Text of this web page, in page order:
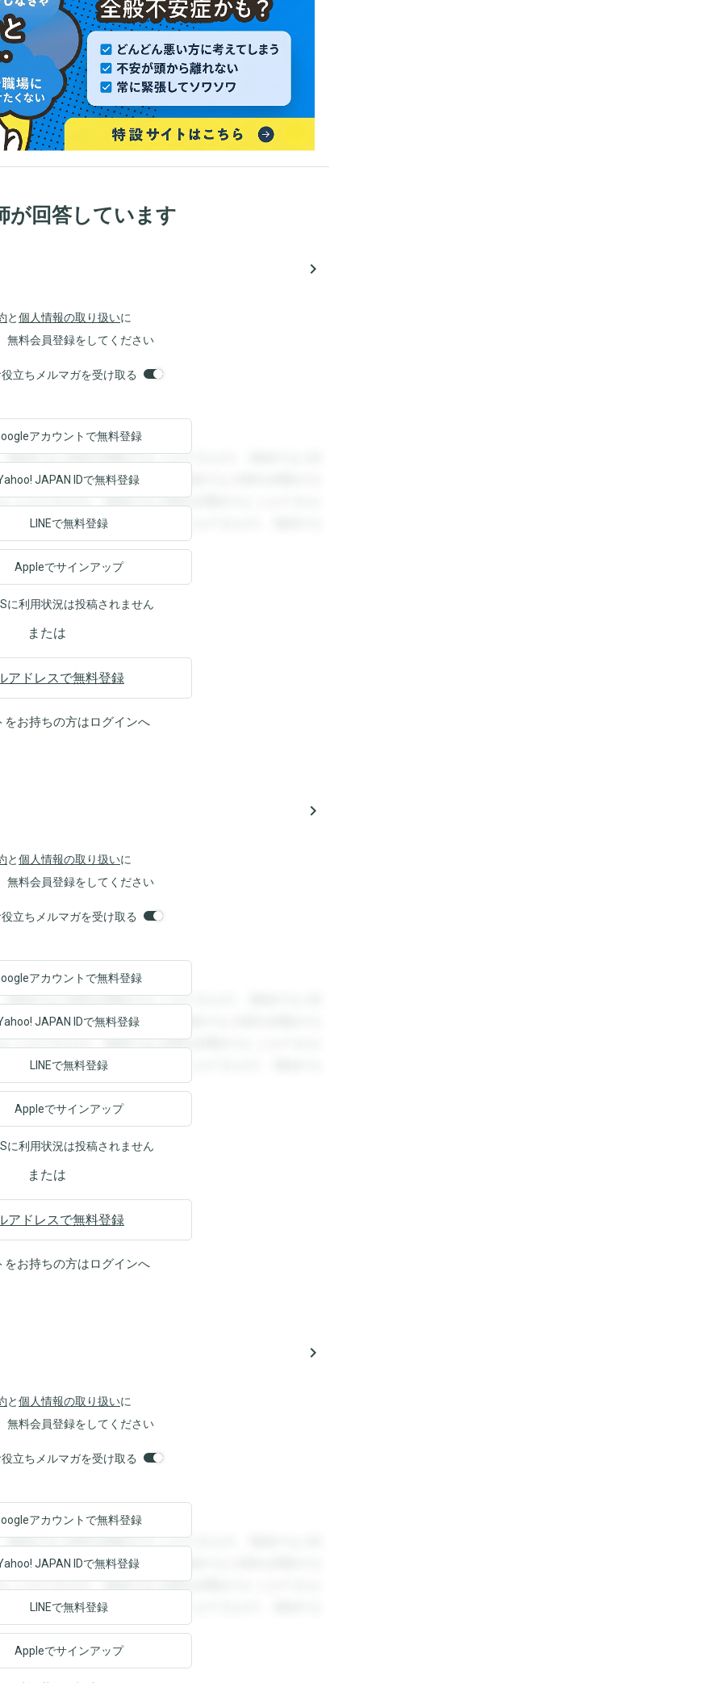
が回答しています
navigate_next
と個人情報の取り扱いに
無料会員登録をしてください
立ちメルマガを受け取る
録すると回答を閲覧することができます。登録すると回
を閲覧することができます。登録すると回答を閲覧する
とができます。登録すると回答を閲覧することができま
。登録すると回答を閲覧することができます。登録する
アカウントで無料登録
JAPAN IDで無料登録
LINEで無料登録
Appleでサインアップ
に利用状況は投稿されません
または
アドレスで無料登録
をお持ちの方はログインへ
navigate_next
と個人情報の取り扱いに
無料会員登録をしてください
立ちメルマガを受け取る
録すると回答を閲覧することができます。登録すると回
を閲覧することができます。登録すると回答を閲覧する
とができます。登録すると回答を閲覧することができま
。登録すると回答を閲覧することができます。登録する
アカウントで無料登録
JAPAN IDで無料登録
LINEで無料登録
Appleでサインアップ
に利用状況は投稿されません
または
アドレスで無料登録
をお持ちの方はログインへ
navigate_next
と個人情報の取り扱いに
無料会員登録をしてください
立ちメルマガを受け取る
録すると回答を閲覧することができます。登録すると回
を閲覧することができます。登録すると回答を閲覧する
とができます。登録すると回答を閲覧することができま
。登録すると回答を閲覧することができます。登録する
アカウントで無料登録
JAPAN IDで無料登録
LINEで無料登録
Appleでサインアップ